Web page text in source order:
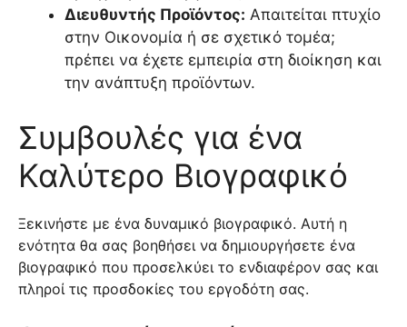
Διευθυντής Προϊόντος: Απαιτείται πτυχίο
στην Οικονομία ή σε σχετικό τομέα;
πρέπει να έχετε εμπειρία στη διοίκηση και
την ανάπτυξη προϊόντων.
Συμβουλές για ένα
Καλύτερο Βιογραφικό
Ξεκινήστε με ένα δυναμικό βιογραφικό. Αυτή η
ενότητα θα σας βοηθήσει να δημιουργήσετε ένα
βιογραφικό που προσελκύει το ενδιαφέρον σας και
πληροί τις προσδοκίες του εργοδότη σας.